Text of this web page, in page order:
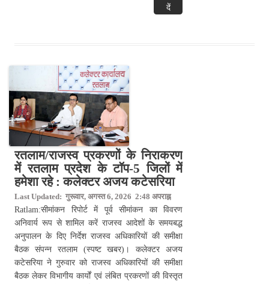
दें
रतलाम/राजस्व प्रकरणों के निराकरण
में रतलाम प्रदेश के टॉप-5 जिलों में
हमेशा रहे : कलेक्टर अजय कटेसरिया
Last Updated: गुरूवार, अगस्त 6, 2026 2:48 अपराह्न
Ratlam:सीमांकन रिपोर्ट में पूर्व सीमांकन का विवरण
अनिवार्य रूप से शामिल करें राजस्व आदेशों के समयबद्ध
अनुपालन के दिए निर्देश राजस्व अधिकारियों की समीक्षा
बैठक संपन्न रतलाम (स्पष्ट खबर)। कलेक्टर अजय
कटेसरिया ने गुरुवार को राजस्व अधिकारियों की समीक्षा
बैठक लेकर विभागीय कार्यों एवं लंबित प्रकरणों की विस्तृत